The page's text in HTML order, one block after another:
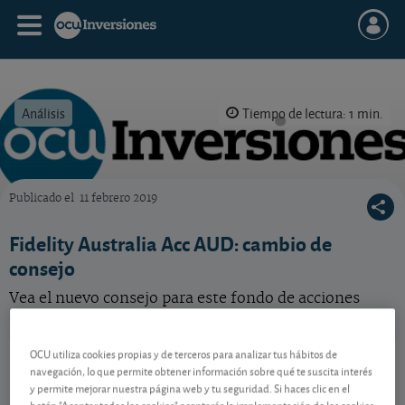
Análisis Tiempo de lectura: 1 min.
Publicado el 11 febrero 2019
Fidelity Australia Acc AUD: cambio de
consejo
Vea el nuevo consejo para este fondo de acciones
FF - Australian Diversified Equity A-
ACC-AUD
LU0261950041
35,84 AUD
0,46 AUD (1,30 %)
OCU utiliza cookies propias y de terceros para analizar tus hábitos de
navegación, lo que permite obtener información sobre qué te suscita interés
y permite mejorar nuestra página web y tu seguridad. Si haces clic en el